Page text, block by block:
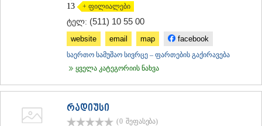
13 + ფილიალები
ტელ: (511) 10 55 00
website email map facebook
საერთო სამუშაო სივრცე – ფართების გაქირავება
ყველა კატეგორიის ნახვა
რადიუსი
(0 შეფასება)